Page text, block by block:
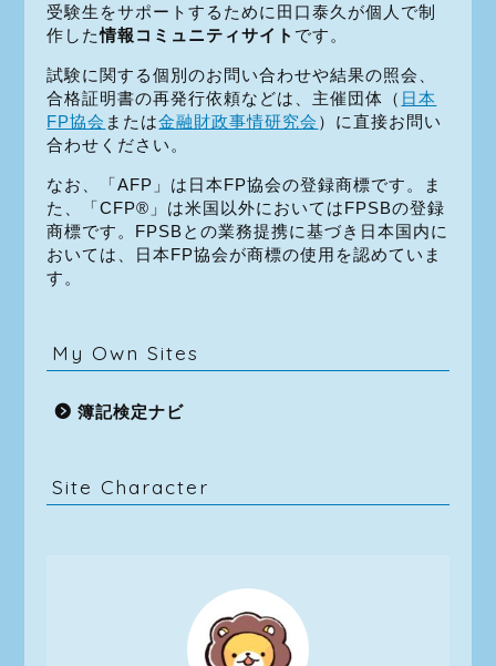
受験生をサポートするために田口泰久が個人で制
作した情報コミュニティサイト です。
試験に関する個別のお問い合わせや結果の照会、
合格証明書の再発行依頼などは、主催団体（ 日本
FP協会 または金融財政事情研究会 ）に直接お問い
合わせください。
なお、「AFP」は日本FP協会の登録商標です。ま
た、「CFP®」は米国以外においてはFPSBの登録
商標です。FPSBとの業務提携に基づき日本国内に
おいては、日本FP協会が商標の使用を認めていま
す。
My Own Sites
簿記検定ナビ
Site Character